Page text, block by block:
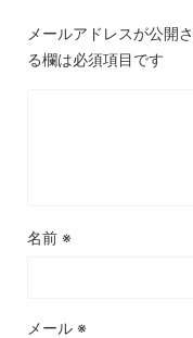
メールアドレスが公開
る欄は必須項目です
名前 ※
メール ※